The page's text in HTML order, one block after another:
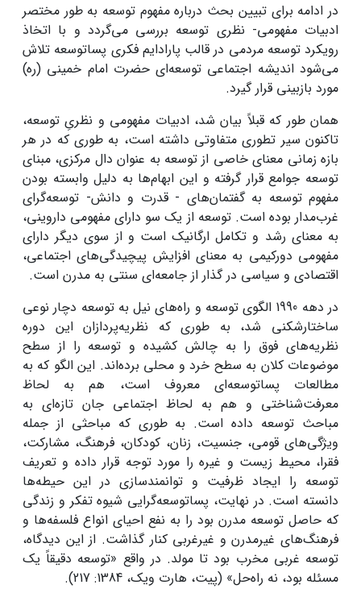
در ادامه برای تبیین بحث درباره مفهوم توسعه به طور مختصر
ادبیات مفهومی- نظری توسعه بررسی می‌گردد و با اتخاذ
رویکرد توسعه مردمی در قالب پارادایم فکری پساتوسعه تلاش
می‌شود اندیشه اجتماعی توسعه‌ای حضرت امام خمینی (ره)
مورد بازبینی قرار گیرد.
همان طور که قبلاً بیان شد، ادبیات مفهومی و نظریِ توسعه،
تاکنون سیر تطوری متفاوتی داشته است، به طوری که در هر
بازه زمانی معنای خاصی از توسعه به عنوان دال مرکزی، مبنای
توسعه جوامع قرار گرفته و این ابهام‌ها به دلیل وابسته بودن
مفهوم توسعه به گفتمان‌های - قدرت و دانش- توسعه‌گرای
غرب‌مدار بوده است. توسعه از یک سو دارای مفهومی ‌داروینی،
به معنای رشد و تکامل ارگانیک است و از سوی دیگر دارای
مفهومی ‌دورکیمی‌ به معنای افزایش پیچیدگی‌های اجتماعی،
اقتصادی و سیاسی در گذار از جامعه‌ای سنتی به مدرن است.
در دهه 1990 الگوی توسعه و راه‌های نیل به توسعه دچار نوعی
ساختارشکنی شد، به ‌طوری‌ که نظریه‌پردازان این دوره
نظریه‌های فوق را به چالش کشیده و توسعه را از سطح
موضوعات کلان به سطح خرد و محلی برده‌اند. این الگو که به
مطالعات پساتوسعه‌ای معروف است، هم به لحاظ
معرفت‌شناختی و هم به لحاظ اجتماعی جان تازه‌ای به
مباحث توسعه داده‌ است. به طوری که مباحثی از جمله
ویژگی‌های قومی، جنسیت، زنان، کودکان، فرهنگ، مشارکت،
فقرا، محیط زیست و غیره را مورد توجه قرار داده‌ و تعریف
توسعه را ایجاد ظرفیت و توانمندسازی در این حیطه‌ها
دانسته است. در نهایت، پساتوسعه‌گرایی شیوه تفکر و زندگی
که حاصل توسعه مدرن بود را به نفع احیای انواع فلسفه‌ها و
فرهنگ‌های غیرمدرن و غیرغربی کنار گذاشت. از این دیدگاه،
توسعه غربی مخرب بود تا مولد. در واقع «توسعه دقیقاً یک
مسئله بود، نه راه‌حل» (پیت، هارت ویک، 1384: 217).